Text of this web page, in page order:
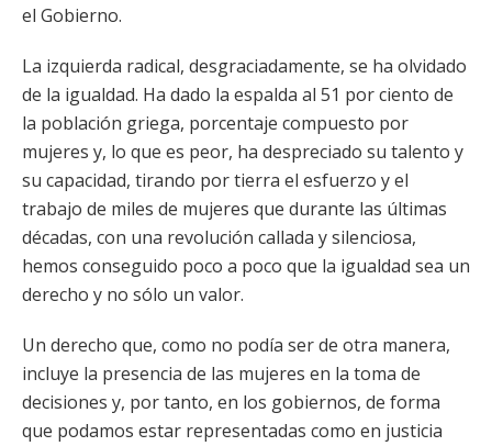
el Gobierno.
La izquierda radical, desgraciadamente, se ha olvidado
de la igualdad. Ha dado la espalda al 51 por ciento de
la población griega, porcentaje compuesto por
mujeres y, lo que es peor, ha despreciado su talento y
su capacidad, tirando por tierra el esfuerzo y el
trabajo de miles de mujeres que durante las últimas
décadas, con una revolución callada y silenciosa,
hemos conseguido poco a poco que la igualdad sea un
derecho y no sólo un valor.
Un derecho que, como no podía ser de otra manera,
incluye la presencia de las mujeres en la toma de
decisiones y, por tanto, en los gobiernos, de forma
que podamos estar representadas como en justicia